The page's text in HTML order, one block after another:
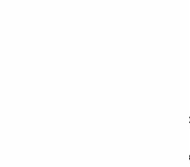
честно купить имеют возможность
кто-нить сталкивался с